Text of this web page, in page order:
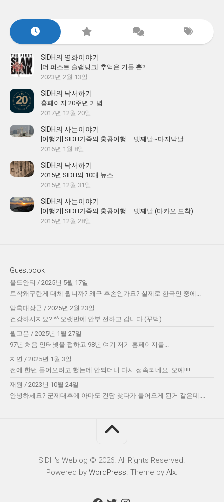
SIDH의 영화이야기
[더 퍼스트 슬램덩크] 추억은 거들 뿐?
2023년 2월 13일
SIDH의 낙서하기
홈페이지 20주년 기념
2017년 12월 20일
SIDH의 사는이야기
[여행기] SIDH가족의 홍콩여행 – 넷째날~마지막날
2016년 1월 8일
SIDH의 낙서하기
2015년 SIDH의 10대 뉴스
2015년 12월 31일
SIDH의 사는이야기
[여행기] SIDH가족의 홍콩여행 – 넷째날 (마카오 도착)
2015년 12월 28일
Guestbook
올드안티 / 2025년 5월 17일
토착왜구란게 대체 뭡니까? 왜구 후손인가요? 실제로 한국인 중에...
암흑대장군 / 2025년 2월 23일
건강하시지요? ^^ 오랫만에 안부 전하고 갑니다 (꾸벅)
윌고온 / 2025년 1월 27일
97년 처음 인터넷을 접하고 98년 여기 저기 홈페이지를...
지연 / 2025년 1월 3일
전에 한번 들어오려고 했는데 안되더니 다시 접속되네요. 오예!!!!...
재원 / 2023년 10월 24일
안녕하세요? 군제대후에 아마도 건담 찾다가 들어오게 된거 같은데....
SIDH′s Weblog © 2026. All Rights Reserved.
Powered by WordPress . Theme by Alx.